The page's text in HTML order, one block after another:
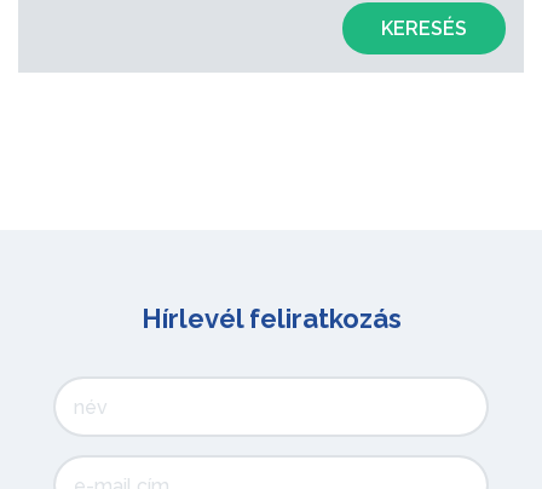
KERESÉS
Hírlevél feliratkozás